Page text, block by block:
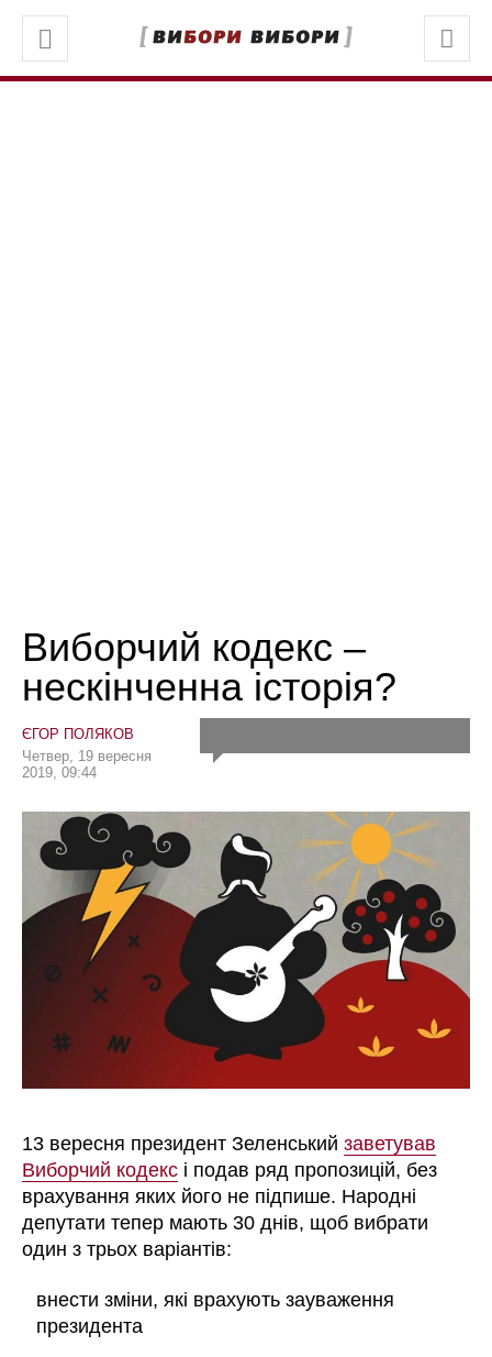
Виборчий кодекс –
нескінченна історія?
ЄГОР ПОЛЯКОВ
Четвер, 19 вересня
2019, 09:44
13 вересня президент Зеленськийзаветував
Виборчий кодекс і подав ряд пропозицій, без
врахування яких його не підпише. Народні
депутати тепер мають 30 днів, щоб вибрати
один з трьох варіантів:
внести зміни, які врахують зауваження
президента